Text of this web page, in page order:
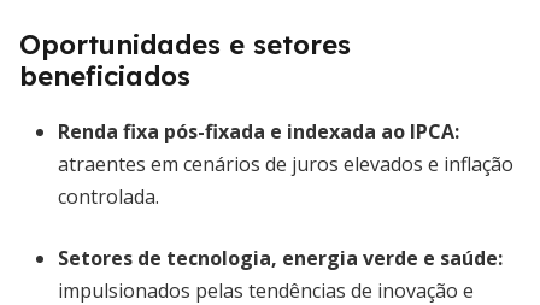
Oportunidades e setores
beneficiados
Renda fixa pós-fixada e indexada ao IPCA:
atraentes em cenários de juros elevados e inflação
controlada.
Setores de tecnologia, energia verde e saúde:
impulsionados pelas tendências de inovação e